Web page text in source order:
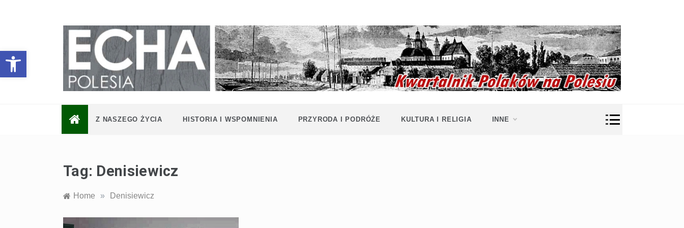
Otwórz pasek narzędzi
Echa
Polesia
współczesność
Polaków na
Polesiu.
Przyroda,
zabytki, kultura
i wspomnienia
z Polesia.
Z NASZEGO ŻYCIA HISTORIA I WSPOMNIENIA PRZYRODA I PODRÓŻE KULTURA I RELIGIA INNE
Tag: Denisiewicz
Home » Denisiewicz